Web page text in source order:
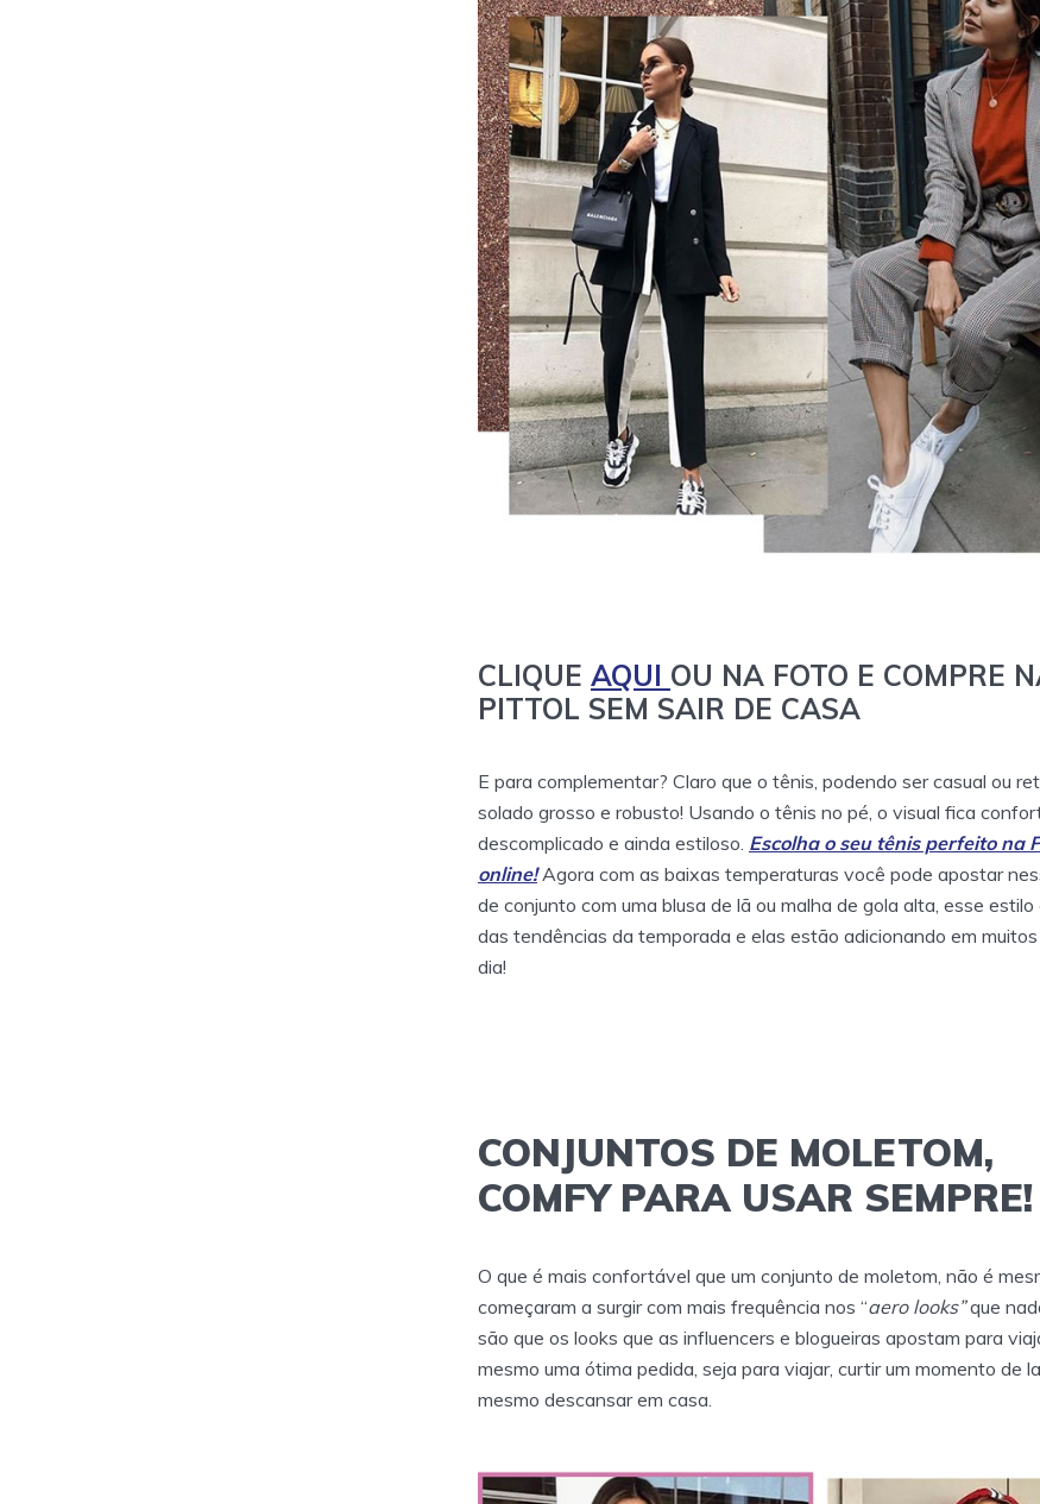
CLIQUE AQUI OU NA FOTO E COMPRE
PITTOL SEM SAIR DE CASA
E para complementar? Claro que o tênis, podendo ser casual ou
solado grosso e robusto! Usando o tênis no pé, o visual fica
descomplicado e ainda estiloso. Escolha o seu tênis perfeito na
online!Agora com as baixas temperaturas você pode apostar
de conjunto com uma blusa de lã ou malha de gola alta, esse estilo
das tendências da temporada e elas estão adicionando em muitos
dia!
CONJUNTOS DE MOLETOM,
COMFY PARA USAR SEMPRE!
O que é mais confortável que um conjunto de moletom, não é
começaram a surgir com mais frequência nos “aero looks”que
são que os looks que as influencers e blogueiras apostam para
mesmo uma ótima pedida, seja para viajar, curtir um momento de
mesmo descansar em casa.